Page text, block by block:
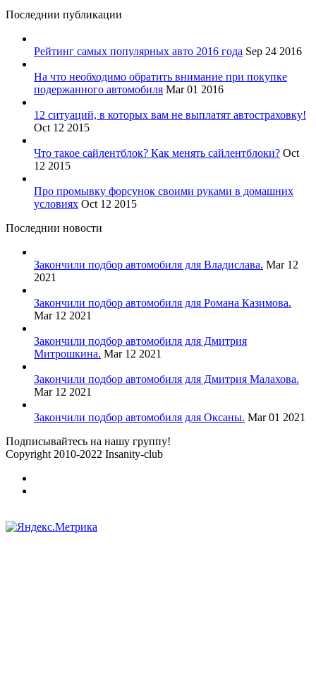
Последнии публикации
Рейтинг самых популярных авто 2016 года Sep 24 2016
На что необходимо обратить внимание при покупке
подержанного автомобиля Mar 01 2016
12 ситуаций, в которых вам не выплатят автостраховку!
Oct 12 2015
Что такое сайлентблок? Как менять сайлентблоки? Oct
12 2015
Про промывку форсунок своими руками в домашних
условиях Oct 12 2015
Последнии новости
Закончили подбор автомобиля для Владислава. Mar 12
2021
Закончили подбор автомобиля для Романа Казимова.
Mar 12 2021
Закончили подбор автомобиля для Дмитрия
Митрошкина. Mar 12 2021
Закончили подбор автомобиля для Дмитрия Малахова.
Mar 12 2021
Закончили подбор автомобиля для Оксаны. Mar 01 2021
Подписывайтесь на нашу группу!
Copyright 2010-2022 Insanity-club